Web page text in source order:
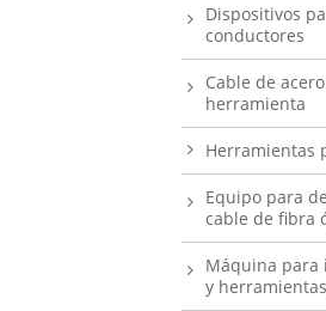
Dispositivos
conductores
Cable de
herramienta
Herramientas
Equipo para
cable de fibra
Máquina para
y